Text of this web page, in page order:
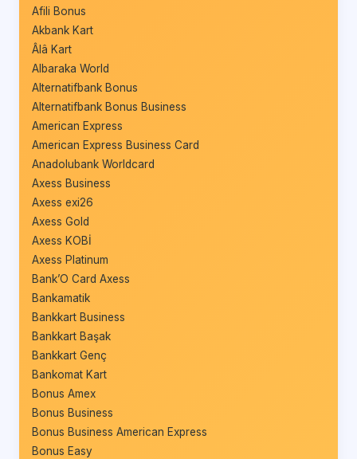
Afili Bonus
Akbank Kart
Âlâ Kart
Albaraka World
Alternatifbank Bonus
Alternatifbank Bonus Business
American Express
American Express Business Card
Anadolubank Worldcard
Axess Business
Axess exi26
Axess Gold
Axess KOBİ
Axess Platinum
Bank’O Card Axess
Bankamatik
Bankkart Business
Bankkart Başak
Bankkart Genç
Bankomat Kart
Bonus Amex
Bonus Business
Bonus Business American Express
Bonus Easy